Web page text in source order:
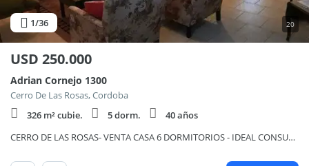
1/36 20
USD 250.000
Adrian Cornejo 1300
Cerro De Las Rosas, Cordoba
326 m² cubie.
5 dorm.
40 años
CERRO DE LAS ROSAS- VENTA CASA 6 DORMITORIOS - IDEAL CONSULTORIOS-